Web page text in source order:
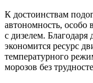
К достоинствам
автономность, особо
с дизелем. Благодаря
экономится ресурс
температурного
морозов без